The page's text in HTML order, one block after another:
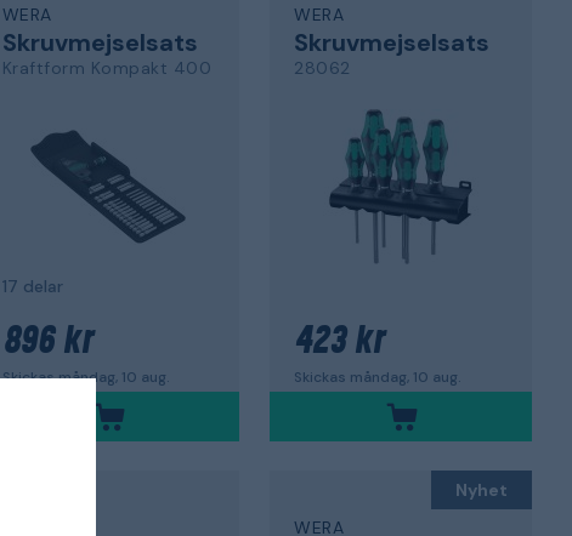
WERA
Skruvmejselsats
Kraftform Kompakt 400
17 delar
896 kr
Skickas måndag, 10 aug.
WERA
Skruvmejselsats
28062
423 kr
Skickas måndag, 10 aug.
Nyhet
WERA